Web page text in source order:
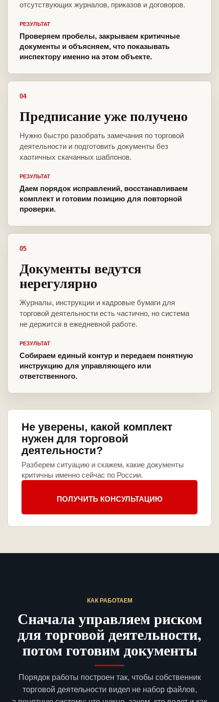
отсутствующих журналов, приказов и договоров.
РЕЗУЛЬТАТ
Проверяем пробелы, закрываем критичные
документы и объясняем, что показывать
инспектору именно на этом объекте.
04
Предписание уже получено
Нужно быстро разобрать замечания по торговой
деятельности и подготовить документы без
хаотичных скачанных шаблонов.
РЕЗУЛЬТАТ
Даем порядок исправлений, восстанавливаем
комплект и готовим позицию для повторной
проверки.
05
Документы ведутся
нерегулярно
Журналы, инструкции и кадровые бумаги для
торговой деятельности есть частично, но система
не держится в ежедневной работе.
РЕЗУЛЬТАТ
Собираем единый контур и передаем понятную
инструкцию для управляющего или
ответственного.
Не уверены, какой комплект
нужен для торговой
деятельности?
Разберем ситуацию и скажем, какие документы
критичны именно сейчас по России.
ПОЛУЧИТЬ КОНСУЛЬТАЦИЮ
КАК РАБОТАЕМ
Сначала управляем риском
для торговой деятельности,
потом готовим документы
Порядок работы построен так, чтобы собственник
торговой деятельности видел не набор файлов,